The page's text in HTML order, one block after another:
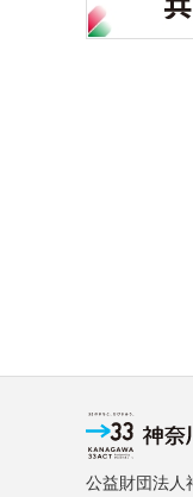
公益財団法人